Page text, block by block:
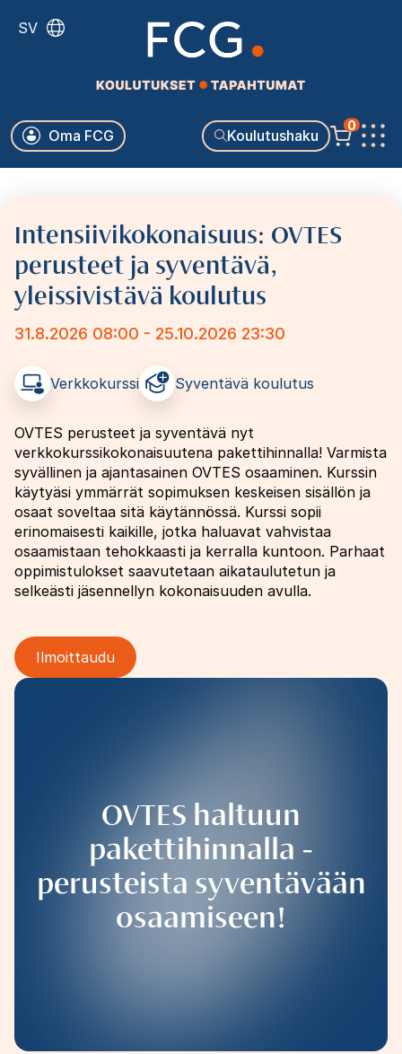
pääsisältöön
SV
Koulutushaku
Käyttäjävalikko
Oma FCG
0
Intensiivikokonaisuus: OVTES
perusteet ja syventävä,
yleissivistävä koulutus
31.8.2026 08:00 - 25.10.2026 23:30
Verkkokurssi Syventävä koulutus
OVTES perusteet ja syventävä nyt
verkkokurssikokonaisuutena pakettihinnalla! Varmista
syvällinen ja ajantasainen OVTES osaaminen. Kurssin
käytyäsi ymmärrät sopimuksen keskeisen sisällön ja
osaat soveltaa sitä käytännössä. Kurssi sopii
erinomaisesti kaikille, jotka haluavat vahvistaa
osaamistaan tehokkaasti ja kerralla kuntoon. Parhaat
oppimistulokset saavutetaan aikataulutetun ja
selkeästi jäsennellyn kokonaisuuden avulla.
Ilmoittaudu
Image
OVTES haltuun
pakettihinnalla -
perusteista syventävään
osaamiseen!